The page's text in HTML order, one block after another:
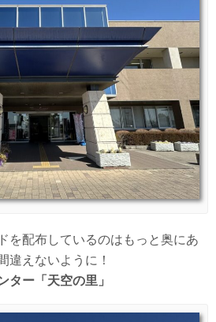
を配布しているのはもっと奥にあ
違えないように！
ター「天空の里」